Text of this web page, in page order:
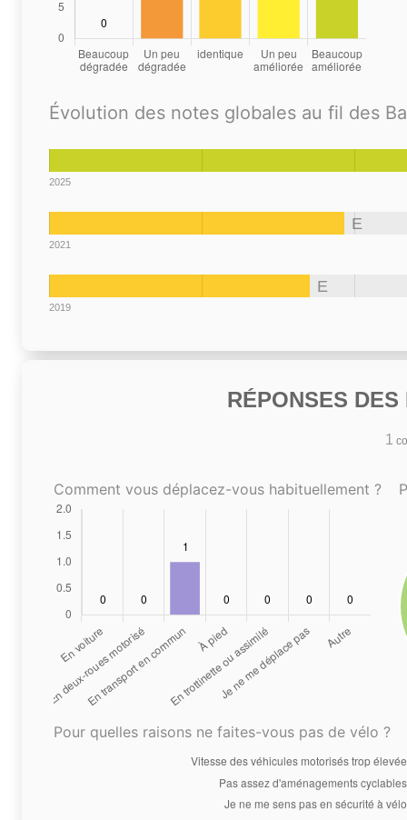
Évolution des notes globales au fil des
2025
E
2021
E
2019
RÉPONSES
1
Comment vous déplacez-vous habituellement ?
Pour quelles raisons ne faites-vous pas de vélo ?